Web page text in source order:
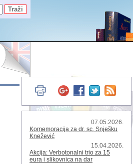
07.05.2026.
Komemoracija za dr. sc. Snješku
Knežević
15.04.2026.
Akcija: Verbotonalni trio za 15
eura i slikovnica na dar